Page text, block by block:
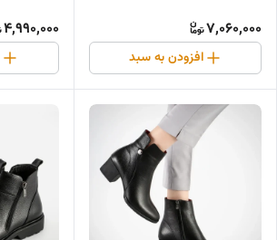
7,060,000
افزودن به سبد
4,990,000